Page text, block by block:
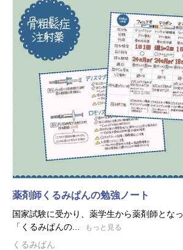
薬剤師くるみぱんの勉強ノート
国家試験に受かり、薬学生から薬剤師とな
「くるみぱんの...
もっと見る
くるみぱん